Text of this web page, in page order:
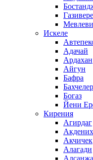
Мевлеви
Искеле
Адачай
Ардахан
Айгун
Бафра
Бахчелер
Богаз
Йени
Кирения
Агирдаг
Акдених
Акчичек
Алагади